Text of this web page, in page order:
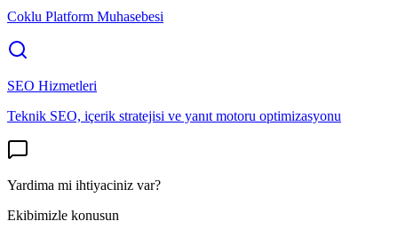
Coklu Platform Muhasebesi
SEO Hizmetleri
Teknik SEO, içerik stratejisi ve yanıt motoru optimizasyonu
Yardima mi ihtiyaciniz var?
Ekibimizle konusun